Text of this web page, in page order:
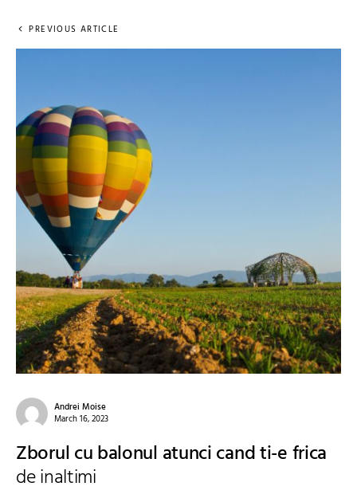
PREVIOUS ARTICLE
Andrei Moise
March 16, 2023
Zborul cu balonul atunci cand ti-e frica
de inaltimi